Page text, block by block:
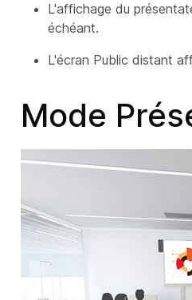
L'affichage du
échéant.
L'écran Public distant
Mode